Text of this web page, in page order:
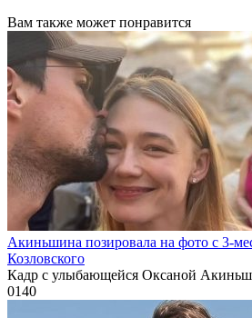
Вам также может понравится
Акиньшина позировала на фото с 3-
Козловского
Кадр с улыбающейся Оксаной
0140